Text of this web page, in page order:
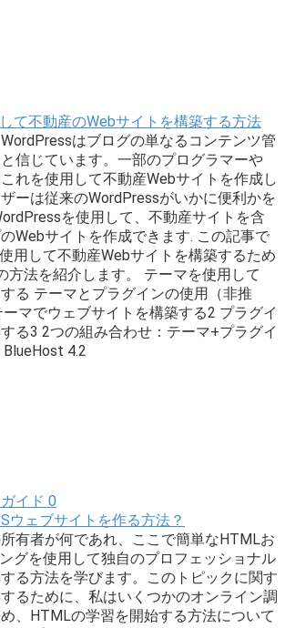
て不動産のWebサイトを構築する方法
はブログの単なるコンテンツ管
信じています。一部のプログラマーや
れを使用して不動産Webサイトを作成し
ーは従来のWordPressがいかに便利かを
を使用して、不動産サイトを含
Webサイトを作成できます. この記事で
用して不動産Webサイトを構築するため
方法を紹介します。 テーマを使用して
る テーマとプラグインの使用（非推
マでウェブサイトを構築する2 プラグイ
る3 2つの組み合わせ：テーマ+プラグイ
4.2
イド 0
ウェブサイトを作る方法？
有者が何であれ、ここで簡単なHTMLお
グを使用して独自のプロフェッショナル
る方法を学びます。このトピックに関す
るために、私はいくつかのオンライン調
、HTMLの学習を開始する方法について